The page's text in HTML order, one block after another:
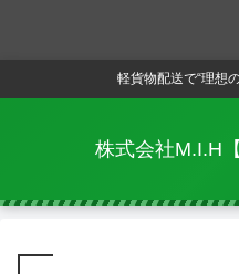
軽貨物配送で“理想
株式会社M.I.H